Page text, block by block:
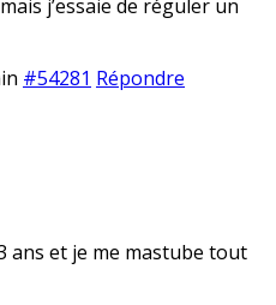
j’essaie de réguler un
#54281 Répondre
ans et je me mastube tout